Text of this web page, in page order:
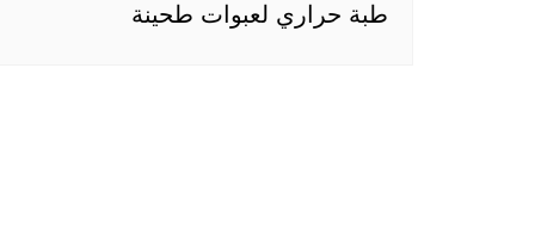
طبة حراري لعبوات طحينة